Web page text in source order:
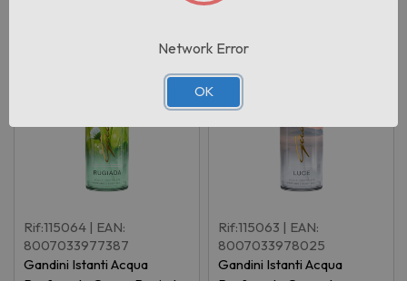
Rif:115064 | EAN:
8007033977387
Gandini Istanti Acqua
Rif:115063 | EAN:
8007033978025
Gandini Istanti Acqua
Network Error
OK